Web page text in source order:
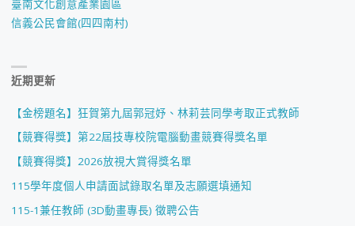
臺南文化創意產業園區
信義公民會館(四四南村)
近期更新
【金榜題名】狂賀第九屆郭冠妤、林莉芸同學考取正式教師
【競賽得獎】第22屆技專校院電腦動畫競賽得獎名單
【競賽得獎】2026放視大賞得獎名單
115學年度個人申請面試錄取名單及志願選填通知
115-1兼任教師 (3D動畫專長) 徵聘公告